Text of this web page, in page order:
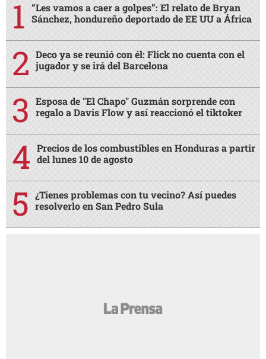
“Les vamos a caer a golpes”: El relato de Bryan
Sánchez, hondureño deportado de EE UU a África
Deco ya se reunió con él: Flick no cuenta con el
jugador y se irá del Barcelona
Esposa de "El Chapo" Guzmán sorprende con
regalo a Davis Flow y así reaccionó el tiktoker
Precios de los combustibles en Honduras a partir
del lunes 10 de agosto
¿Tienes problemas con tu vecino? Así puedes
resolverlo en San Pedro Sula